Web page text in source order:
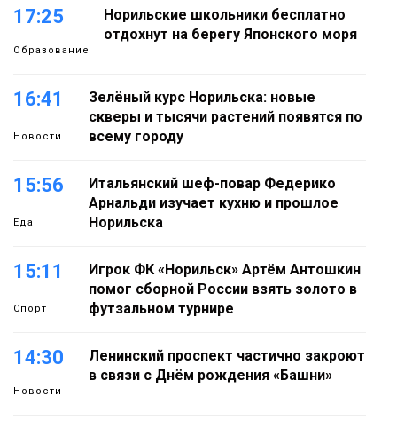
17:25
Образование
Норильские школьники бесплатно
отдохнут на берегу Японского моря
16:41
Новости
Зелёный курс Норильска: новые
скверы и тысячи растений появятся по
всему городу
15:56
Еда
Итальянский шеф-повар Федерико
Арнальди изучает кухню и прошлое
Норильска
15:11
Спорт
Игрок ФК «Норильск» Артём Антошкин
помог сборной России взять золото в
футзальном турнире
14:30
Новости
Ленинский проспект частично закроют
в связи с Днём рождения «Башни»